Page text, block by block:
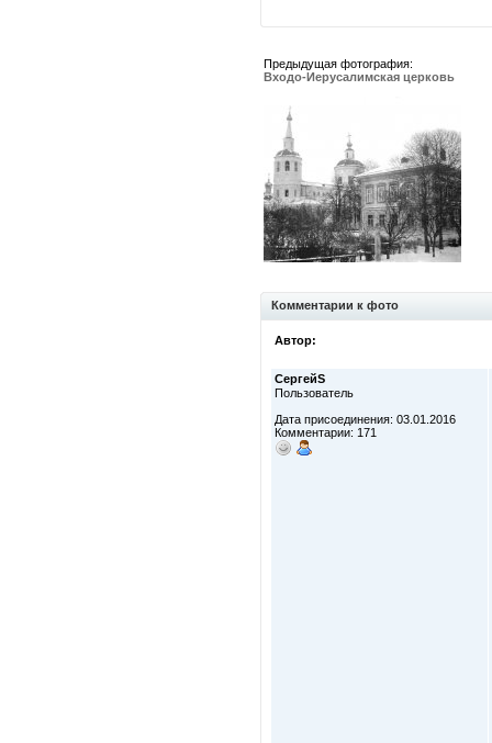
Предыдущая фотография:
Входо-Иерусалимская церковь
Комментарии к фото
Автор:
СергейS
Пользователь
Дата присоединения: 03.01.2016
Комментарии: 171